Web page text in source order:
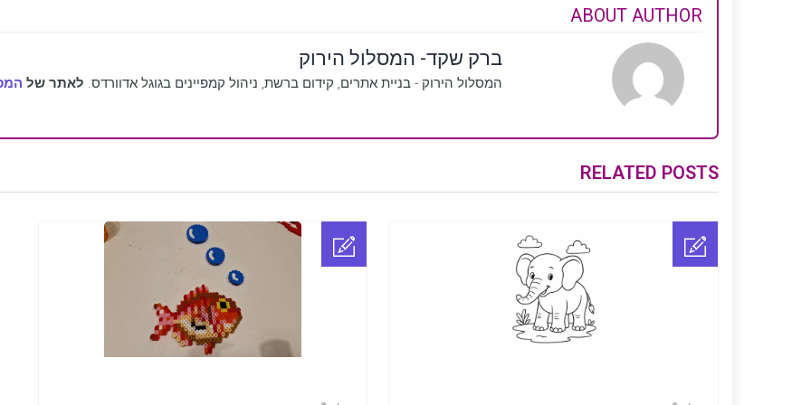
ABOUT AUTHOR
ברק שקד- המסלול הירוק
המסלול הירוק - בניית אתרים, קידום ברשת, ניהול קמפיינים בגוגל אדוורדס. לאתר של
RELATED POSTS